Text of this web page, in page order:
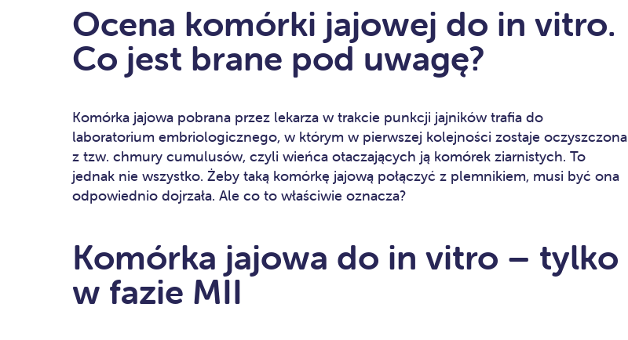
Ocena komórki jajowej do in vitro.
Co jest brane pod uwagę?
Komórka jajowa pobrana przez lekarza w trakcie punkcji jajników trafia do
laboratorium embriologicznego, w którym w pierwszej kolejności zostaje oczyszczona
z tzw. chmury cumulusów, czyli wieńca otaczających ją komórek ziarnistych. To
jednak nie wszystko. Żeby taką komórkę jajową połączyć z plemnikiem, musi być ona
odpowiednio dojrzała. Ale co to właściwie oznacza?
Komórka jajowa do in vitro – tylko
w fazie MII